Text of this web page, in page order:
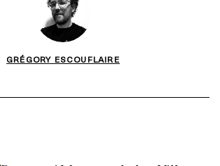
GRÉGORY ESCOUFLAIRE